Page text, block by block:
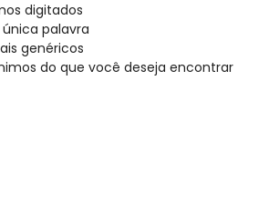
digitados
palavra
genéricos
do que você deseja encontrar